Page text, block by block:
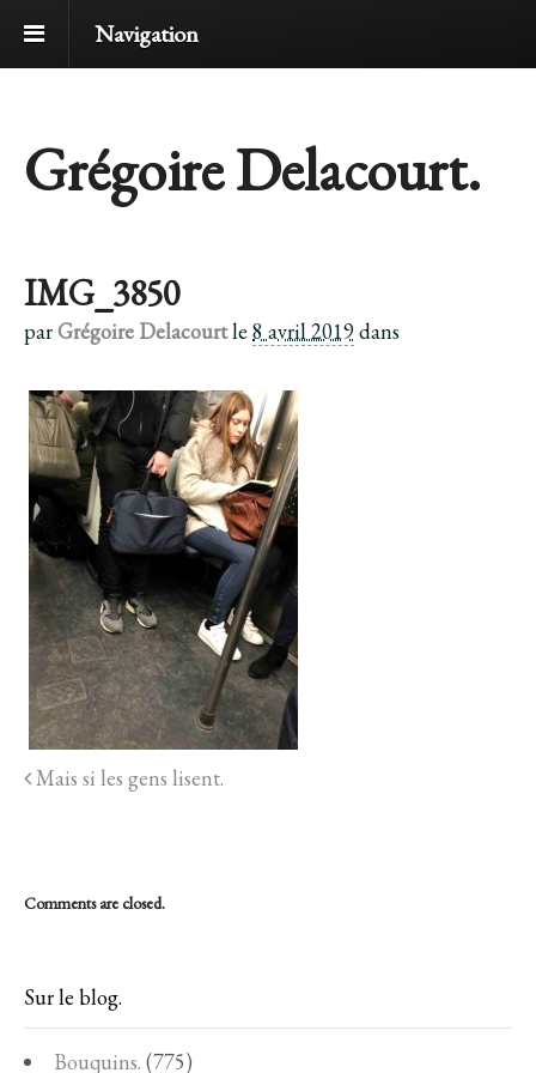
Navigation
Grégoire Delacourt.
IMG_3850
parGrégoire Delacourtle 8 avril 2019dans
Mais si les gens lisent.
Comments are closed.
Sur le blog.
Bouquins. (775)